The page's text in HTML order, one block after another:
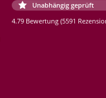
Unabhängig geprüft
4.79 Bewertung (5591